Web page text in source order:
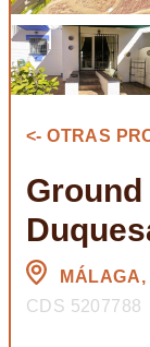
<- OTRAS
CDS 5207788